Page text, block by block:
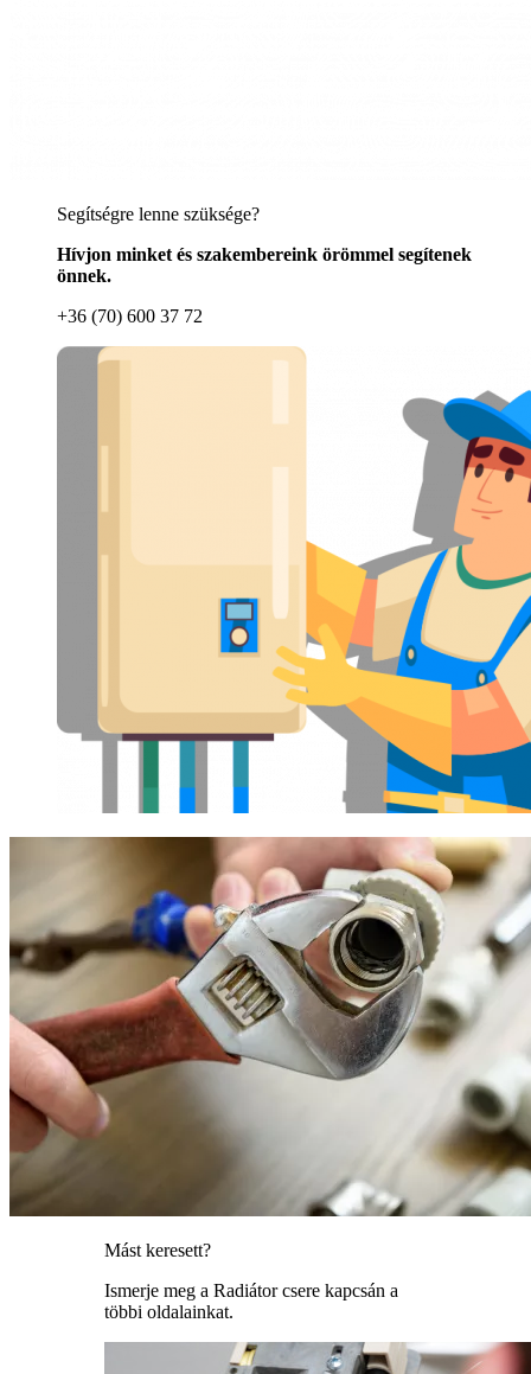
Segítségre lenne szüksége?
Hívjon minket és szakembereink örömmel segítenek
önnek.
+36 (70) 600 37 72
Mást keresett?
Ismerje meg a Radiátor csere kapcsán a
többi oldalainkat.